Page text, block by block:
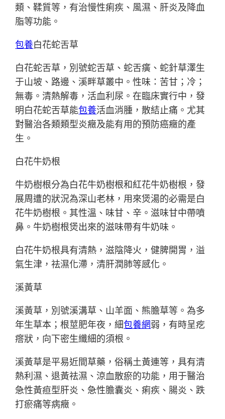
類、鞣質等，有治慢性痢疾、風濕、肝炎及降血
脂等功能。
包養白花蛇舌草
白花蛇舌草，別號蛇舌草、蛇舌癀、蛇針草澤生
于山坡、路邊、溪畔草叢中。性味：苦甘；冷；
無毒。清熱解毒，活血利尿。在臨床實行中，發
明白花蛇舌草能包養活血消腫，散結止痛。尤其
對醫治各類類型炎癥及能有用的預防癌癥的產
生。
白花牛奶根
牛奶樹根分為白花牛奶樹根和紅花牛奶樹根，發
展周遭的狀況為深山老林，用來煲湯的必需是白
花牛奶樹根。其性溫、味甘、辛。滋味甘中帶噴
鼻。牛奶樹根煲出來的滋味帶有牛奶味。
白花牛奶根具有清熱，滋陰降火，健脾開胃，溢
氣生津，祛濕化滯，清肝潤肺等感化。
溪黃草
溪黃草，別號溪溝草、山羊面、熊膽草等。為多
年生草本；根莖肥年夜，細包養網弱，有時呈疙
瘩狀，向下密生纖細的須根。
溪黃草是平易近間草藥，俗稱土黃連等，具有清
熱利濕、退黃祛濕、涼血散瘀的功能，用于醫治
急性黃疸型肝炎、急性膽囊炎、痢疾、腸炎、跌
打瘀痛等病癥。